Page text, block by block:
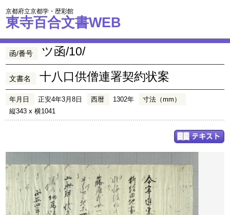
京都府立京都学・歴彩館
東寺百合文書WEB
函/番号 ツ函/10/
文書名 十八口供僧連署契約状案
年月日 正安4年3月8日 西暦 1302年
寸法（mm）
縦343 x 横1041